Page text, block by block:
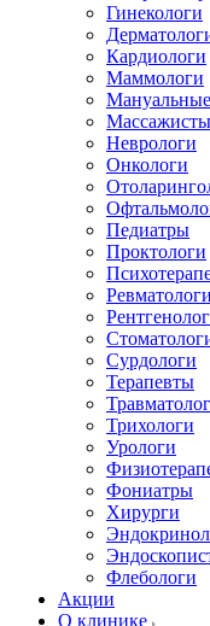
Гинекологи
Кардиологи
Маммологи
Массажисты
Неврологи
Онкологи
Педиатры
Проктологи
Ревматологи
Сурдологи
Терапевты
Трихологи
Урологи
Фониатры
Хирурги
Флебологи
Акции
О клинике